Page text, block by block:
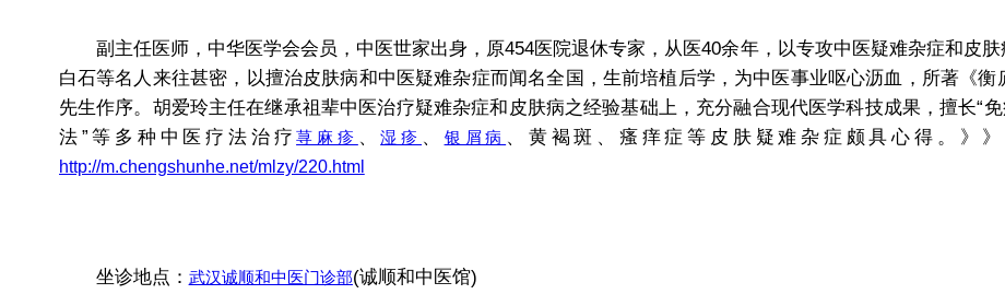
副主任医师，中华医学会会员，中医世家出身，原454医院退休专家，从医40余年，以专攻中医疑难杂症和皮
白石等名人来往甚密，以擅治皮肤病和中医疑难杂症而闻名全国，生前培植后学，为中医事业呕心沥血，所著《
先生作序。胡爱玲主任在继承祖辈中医治疗疑难杂症和皮肤病之经验基础上，充分融合现代医学科技成果，擅长“
法”等多种中医疗法治疗荨麻疹 、湿疹 、 银屑病 、黄褐斑、瘙痒症等皮肤疑难杂症颇具心得。》
http://m.chengshunhe.net/mlzy/220.html
坐诊地点： 武汉诚顺和中医门诊部(诚顺和中医馆)